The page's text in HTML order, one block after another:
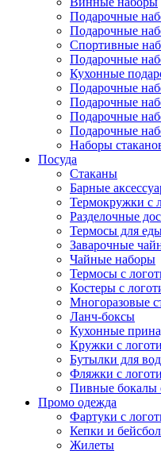
Подарочные
Подарочные
Спортивные
Подарочные
Кухонные
Подарочные
Подарочные
Подарочные
Подарочные
Наборы
Посуда
Стаканы
Барные
Термокружки с
Разделочные
Термосы для
Заварочные
Чайные наборы
Термосы с
Костеры с
Многоразовые
Ланч-боксы
Кухонные
Кружки с
Бутылки для
Фляжки с
Пивные бокалы
Промо одежда
Фартуки с
Кепки и
Жилеты